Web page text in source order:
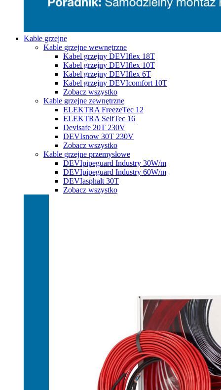
Kable grzejne
Kable grzejne wewnętrzne
Kabel grzejny DEVIflex 18T
Kabel grzejny DEVIflex 10T
Kabel grzejny DEVIflex 6T
Kabel grzejny DEVIcomfort 10T
Zobacz wszystko
Kable grzejne zewnętrzne
ELEKTRA FreezeTec 12
ELEKTRA SelfTec 16
Devisafe 20T 230V
DEVIsnow 30T 230V
Zobacz wszystko
Kable grzejne przemysłowe
DEVIpipeguard Industry 30W/m
DEVIpipeguard Industry 60W/m
DEVIasphalt 30T
Zobacz wszystko